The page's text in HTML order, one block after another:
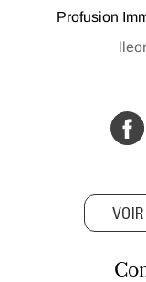
Profusion